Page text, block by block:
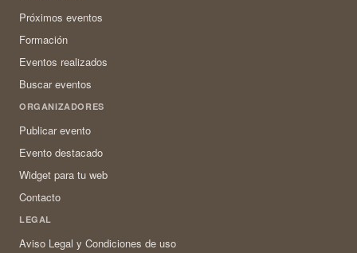
Próximos eventos
Formación
Eventos realizados
Buscar eventos
ORGANIZADORES
Publicar evento
Evento destacado
Widget para tu web
Contacto
LEGAL
Aviso Legal y Condiciones de uso